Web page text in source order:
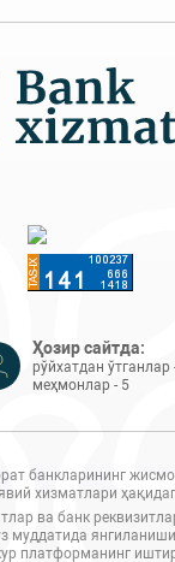
Ҳозир сайтда:
рўйхатдан ўтганлар
меҳмонлар - 5
банкларининг
хизматлари
ва банк
муддатида
платформанинг